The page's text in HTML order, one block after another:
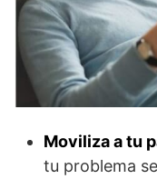
Moviliza a tu
tu problema